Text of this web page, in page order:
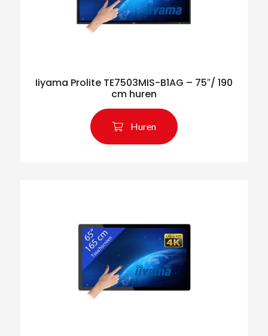
Iiyama Prolite TE7503MIS-B1AG – 75″/ 190
cm huren
Huren